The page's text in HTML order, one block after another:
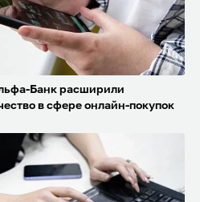
Банк расширили
в сфере онлайн-покупок